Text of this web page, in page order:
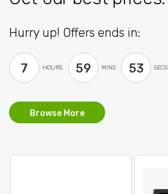
Hurry up! Offers ends in:
7 HOURS 59 MINS 52 SECS
Browse More